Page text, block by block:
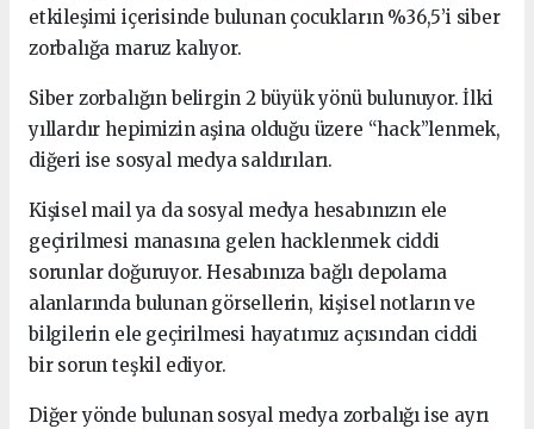
etkileşimi içerisinde bulunan çocukların %36,5’i siber
zorbalığa maruz kalıyor.
Siber zorbalığın belirgin 2 büyük yönü bulunuyor. İlki
yıllardır hepimizin aşina olduğu üzere “hack”lenmek,
diğeri ise sosyal medya saldırıları.
Kişisel mail ya da sosyal medya hesabınızın ele
geçirilmesi manasına gelen hacklenmek ciddi
sorunlar doğuruyor. Hesabınıza bağlı depolama
alanlarında bulunan görsellerin, kişisel notların ve
bilgilerin ele geçirilmesi hayatımız açısından ciddi
bir sorun teşkil ediyor.
Diğer yönde bulunan sosyal medya zorbalığı ise ayrı